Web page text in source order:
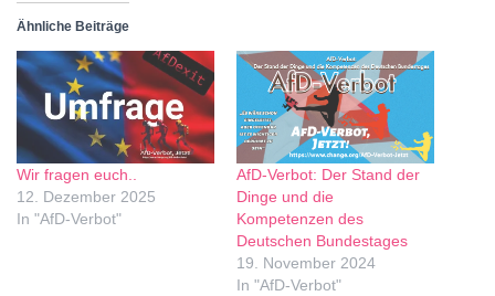
Ähnliche Beiträge
Wir fragen euch..
12. Dezember 2025
In "AfD-Verbot"
AfD-Verbot: Der Stand der
Dinge und die
Kompetenzen des
Deutschen Bundestages
19. November 2024
In "AfD-Verbot"